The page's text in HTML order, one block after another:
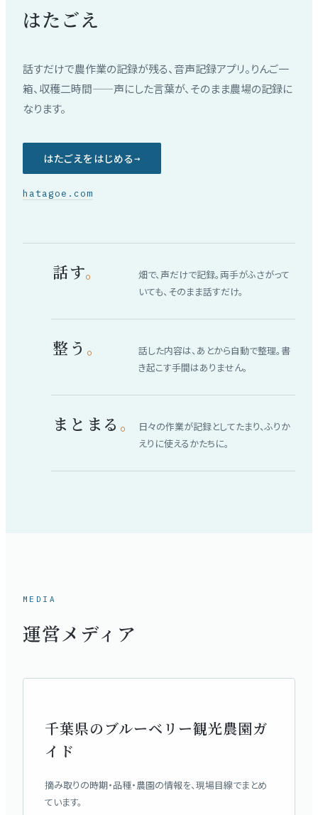
はたごえ
話すだけで農作業の記録が残る、音声記録アプリ。りんご一
箱、収穫二時間——声にした言葉が、そのまま農場の記録に
なります。
はたごえをはじめる→
hatagoe.com
話す。
畑で、声だけで記録。両手がふさがって
いても、そのまま話すだけ。
整う 。
話した内容は、あとから自動で整理。書
き起こす手間はありません。
まとまる 。
日々の作業が記録としてたまり、ふりか
えりに使えるかたちに。
MEDIA
運営メディア
千葉県のブルーベリー観光農園ガ
イド
摘み取りの時期・品種・農園の情報を、現場目線でまとめ
ています。